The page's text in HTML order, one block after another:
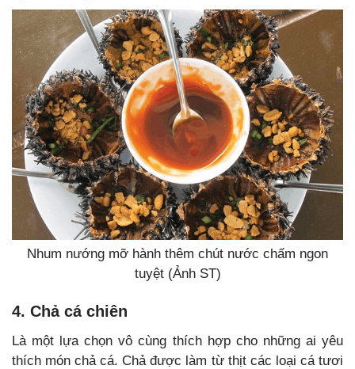
Nhum nướng mỡ hành thêm chút nước chấm ngon
tuyệt (Ảnh ST)
4. Chả cá chiên
Là một lựa chọn vô cùng thích hợp cho những ai yêu
thích món chả cá. Chả được làm từ thịt các loại cá tươi